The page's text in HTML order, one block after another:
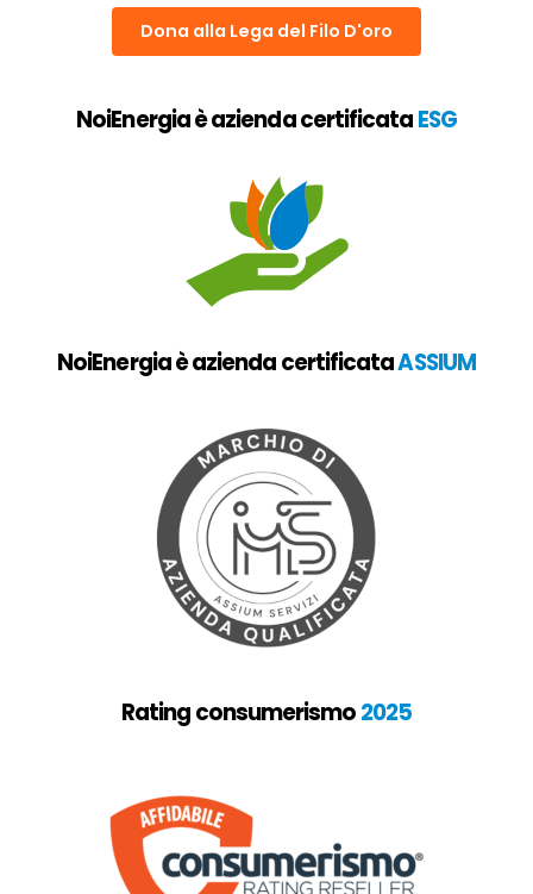
Dona alla Lega del Filo D'oro
NoiEnergia è azienda certificata ESG
NoiEnergia è azienda certificataASSIUM
Rating consumerismo 2025